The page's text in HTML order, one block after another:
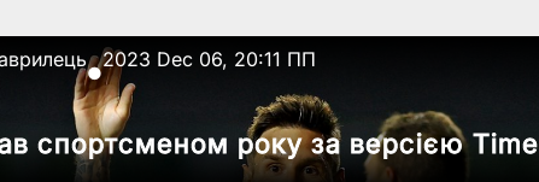
●
2023 Dec 06, 20:11 ПП
спортсменом року за версією Time